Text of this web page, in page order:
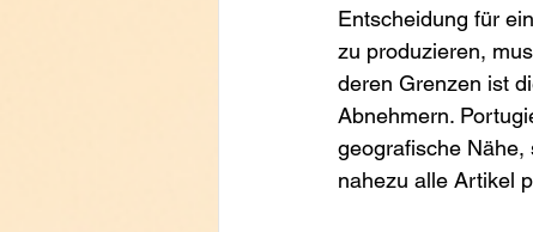
Entscheidung für
zu produzieren,
deren Grenzen ist
Abnehmern.
geografische Nähe,
nahezu alle Artikel